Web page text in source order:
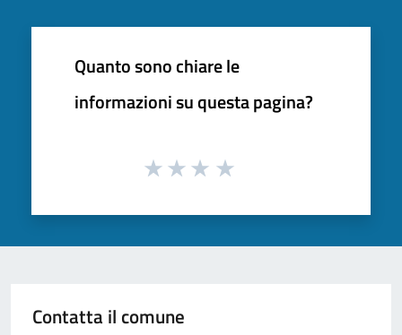
Quanto sono chiare le
informazioni su questa pagina?
Contatta il comune